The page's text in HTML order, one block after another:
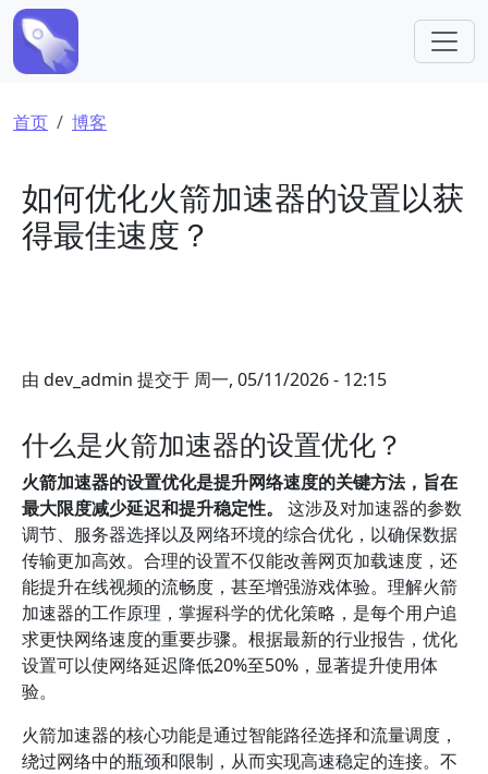
跳转到主要内容
面包屑
首页 博客
如何优化火箭加速器的设置以获
得最佳速度？
由 dev_admin 提交于 周一, 05/11/2026 - 12:15
什么是火箭加速器的设置优化？
火箭加速器的设置优化是提升网络速度的关键方法，旨在
最大限度减少延迟和提升稳定性。
这涉及对加速器的参数
调节、服务器选择以及网络环境的综合优化，以确保数据
传输更加高效。合理的设置不仅能改善网页加载速度，还
能提升在线视频的流畅度，甚至增强游戏体验。理解火箭
加速器的工作原理，掌握科学的优化策略，是每个用户追
求更快网络速度的重要步骤。根据最新的行业报告，优化
设置可以使网络延迟降低20%至50%，显著提升使用体
验。
火箭加速器的核心功能是通过智能路径选择和流量调度，
绕过网络中的瓶颈和限制，从而实现高速稳定的连接。不